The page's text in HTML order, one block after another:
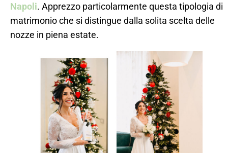
Napoli. Apprezzo particolarmente questa tipologia di
matrimonio che si distingue dalla solita scelta delle
nozze in piena estate.